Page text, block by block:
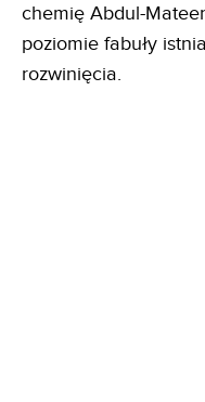
chemię Abdul-
poziomie fabuły
rozwinięcia.